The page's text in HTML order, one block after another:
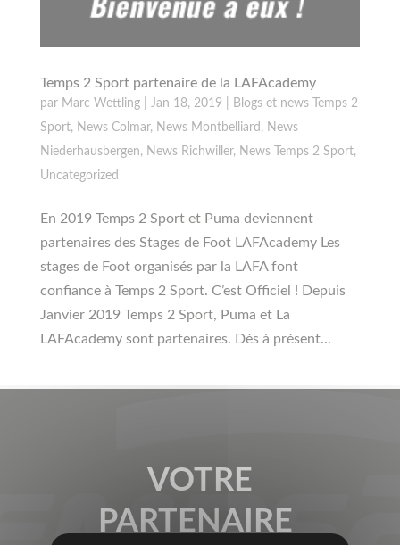
Temps 2 Sport partenaire de la LAFAcademy
par Marc Wettling| Jan 18, 2019
Blogs et news Temps 2
Sport, News Colmar, News Montbelliard , News
Niederhausbergen, News Richwiller, News Temps 2 Sport,
Uncategorized
En 2019 Temps 2 Sport et Puma deviennent
partenaires des Stages de Foot LAFAcademy Les
stages de Foot organisés par la LAFA font
confiance à Temps 2 Sport. C’est Officiel ! Depuis
Janvier 2019 Temps 2 Sport, Puma et La
LAFAcademy sont partenaires. Dès à présent...
VOTRE
PARTENAIRE